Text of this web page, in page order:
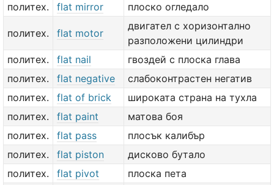
политех. flat mirror плоско огледало
политех. flat motor
двигател с хоризонтално
разположени цилиндри
политех.
flat nail
гвоздей с плоска глава
политех.
flat negative
слабоконтрастен негатив
политех.
flat of brick
широката страна на тухла
политех.
flat paint
матова боя
политех.
flat pass
плосък калибър
политех.
flat piston
дисково бутало
политех.
flat pivot плоска пета